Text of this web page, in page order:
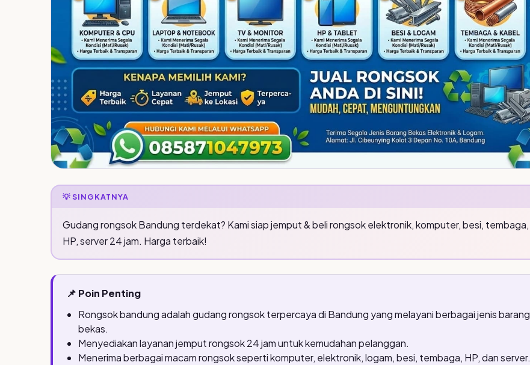
💡 SINGKATNYA
Gudang rongsok Bandung terdekat? Kami siap jemput & beli rongsok elektronik, komputer, besi, tembaga,
HP, server 24 jam. Harga terbaik!
📌 Poin Penting
Rongsok bandung adalah gudang rongsok terpercaya di Bandung yang melayani berbagai jenis barang
bekas.
Menyediakan layanan jemput rongsok 24 jam untuk kemudahan pelanggan.
Menerima berbagai macam rongsok seperti komputer, elektronik, logam, besi, tembaga, HP, dan server.